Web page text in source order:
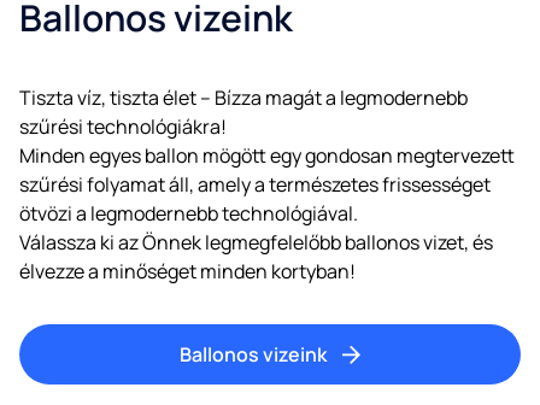
Ballonos vizeink
Tiszta víz, tiszta élet – Bízza magát a legmodernebb
szűrési technológiákra!
Minden egyes ballon mögött egy gondosan megtervezett
szűrési folyamat áll, amely a természetes frissességet
ötvözi a legmodernebb technológiával.
Válassza ki az Önnek legmegfelelőbb ballonos vizet, és
élvezze a minőséget minden kortyban!
Ballonos vizeink